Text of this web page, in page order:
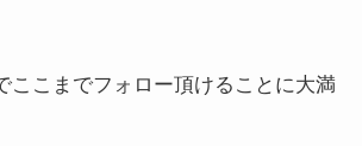
ここまでフォロー頂けることに大満